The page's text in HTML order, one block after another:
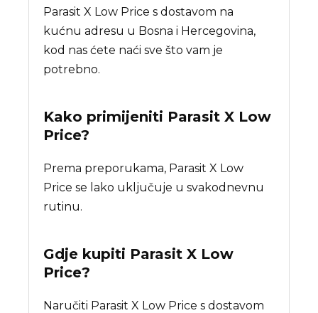
Parasit X Low Price s dostavom na
kućnu adresu u Bosna i Hercegovina,
kod nas ćete naći sve što vam je
potrebno.
Kako primijeniti Parasit X Low
Price?
Prema preporukama, Parasit X Low
Price se lako uključuje u svakodnevnu
rutinu.
Gdje kupiti Parasit X Low
Price?
Naručiti Parasit X Low Price s dostavom